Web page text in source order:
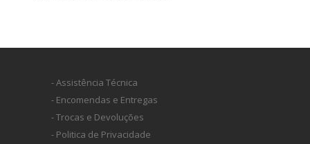
- Assistência Técnica
- Encomendas e Entregas
- Trocas e Devoluções
- Politica de Privacidade